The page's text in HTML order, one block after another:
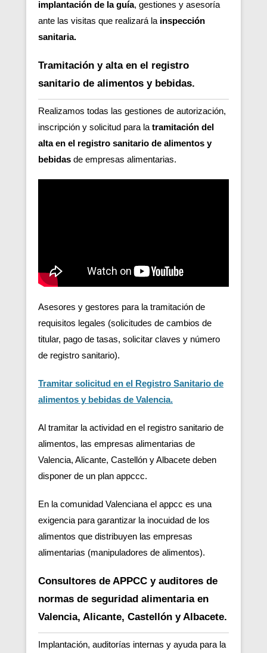
implantación de la guía, gestiones y asesoría
ante las visitas que realizará la inspección
sanitaria.
Tramitación y alta en el registro
sanitario de alimentos y bebidas.
Realizamos todas las gestiones de autorización,
inscripción y solicitud para la tramitación del
alta en el registro sanitario de alimentos y
bebidas de empresas alimentarias.
Asesores y gestores para la tramitación de
requisitos legales (solicitudes de cambios de
titular, pago de tasas, solicitar claves y número
de registro sanitario).
Tramitar solicitud en el Registro Sanitario de
alimentos y bebidas de Valencia.
Al tramitar la actividad en el registro sanitario de
alimentos, las empresas alimentarias de
Valencia, Alicante, Castellón y Albacete deben
disponer de un plan appccc.
En la comunidad Valenciana el appcc es una
exigencia para garantizar la inocuidad de los
alimentos que distribuyen las empresas
alimentarias (manipuladores de alimentos).
Consultores de APPCC y auditores de
normas de seguridad alimentaria en
Valencia, Alicante, Castellón y Albacete.
Implantación, auditorías internas y ayuda para la